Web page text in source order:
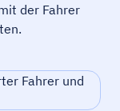
der Fahrer